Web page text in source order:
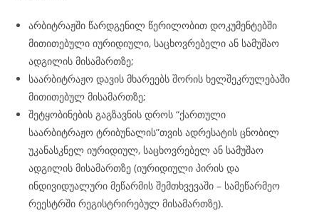
არბიტრაჟში წარდგენილ წერილობით დოკუმენტებში
მითითებული იურიდიული, საცხოვრებელი ან სამუშაო
ადგილის მისამართზე;
საარბიტრაჟო დავის მხარეებს შორის ხელშეკრულებაში
მითითებულ მისამართზე;
შეტყობინების გაგზავნის დროს “ქართული
საარბიტრაჟო ტრიბუნალის”თვის ადრესატის ცნობილ
უკანასკნელ იურიდიულ, საცხოვრებელ ან სამუშაო
ადგილის მისამართზე (იურიდიული პირის და
ინდივიდუალური მეწარმის შემთხვევაში – სამეწარმეო
რეესტრში რეგისტრირებულ მისამართზე).